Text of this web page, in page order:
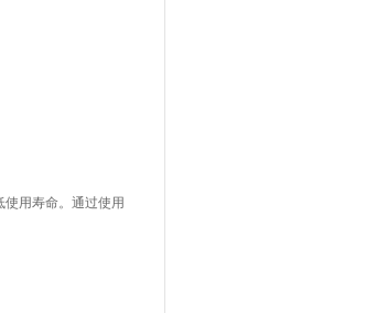
使用寿命。通过使用